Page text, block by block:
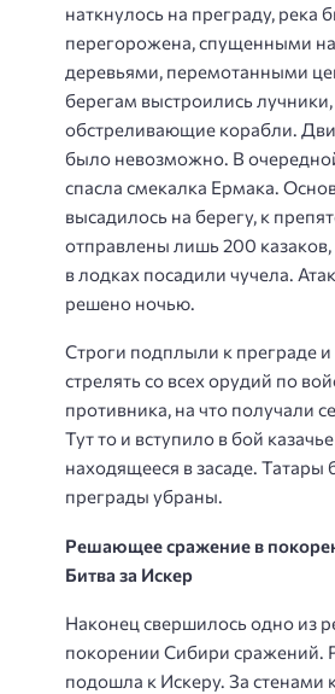
наткнулось на преграду, река
перегорожена, спущенными
деревьями, перемотанными
берегам выстроились лучники,
обстреливающие корабли.
было невозможно. В
спасла смекалка Ермака.
высадилось на берегу, к
отправлены лишь 200 казаков,
в лодках посадили чучела.
решено ночью.
Строги подплыли к преграде и
стрелять со всех орудий по
противника, на что получали
Тут то и вступило в бой
находящееся в засаде. Татары
преграды убраны.
Решающее сражение в
Битва за Искер
Наконец свершилось одно из
покорении Сибири сражений.
подошла к Искеру. За стенами